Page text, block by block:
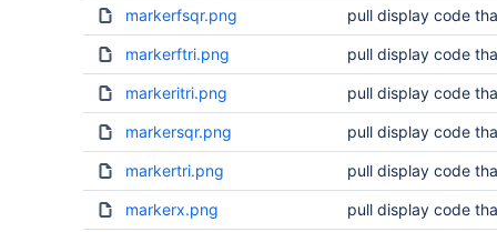
markerfsqr.png pull display code
markerftri.png pull display code
markeritri.png pull display code
markersqr.png pull display code
markertri.png pull display code
markerx.png pull display code